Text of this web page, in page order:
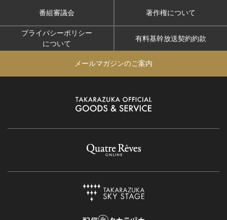
番組審議会 著作権について
プライバシーポリシー
について
有料基幹放送契約約款
メールマガジンのご案内